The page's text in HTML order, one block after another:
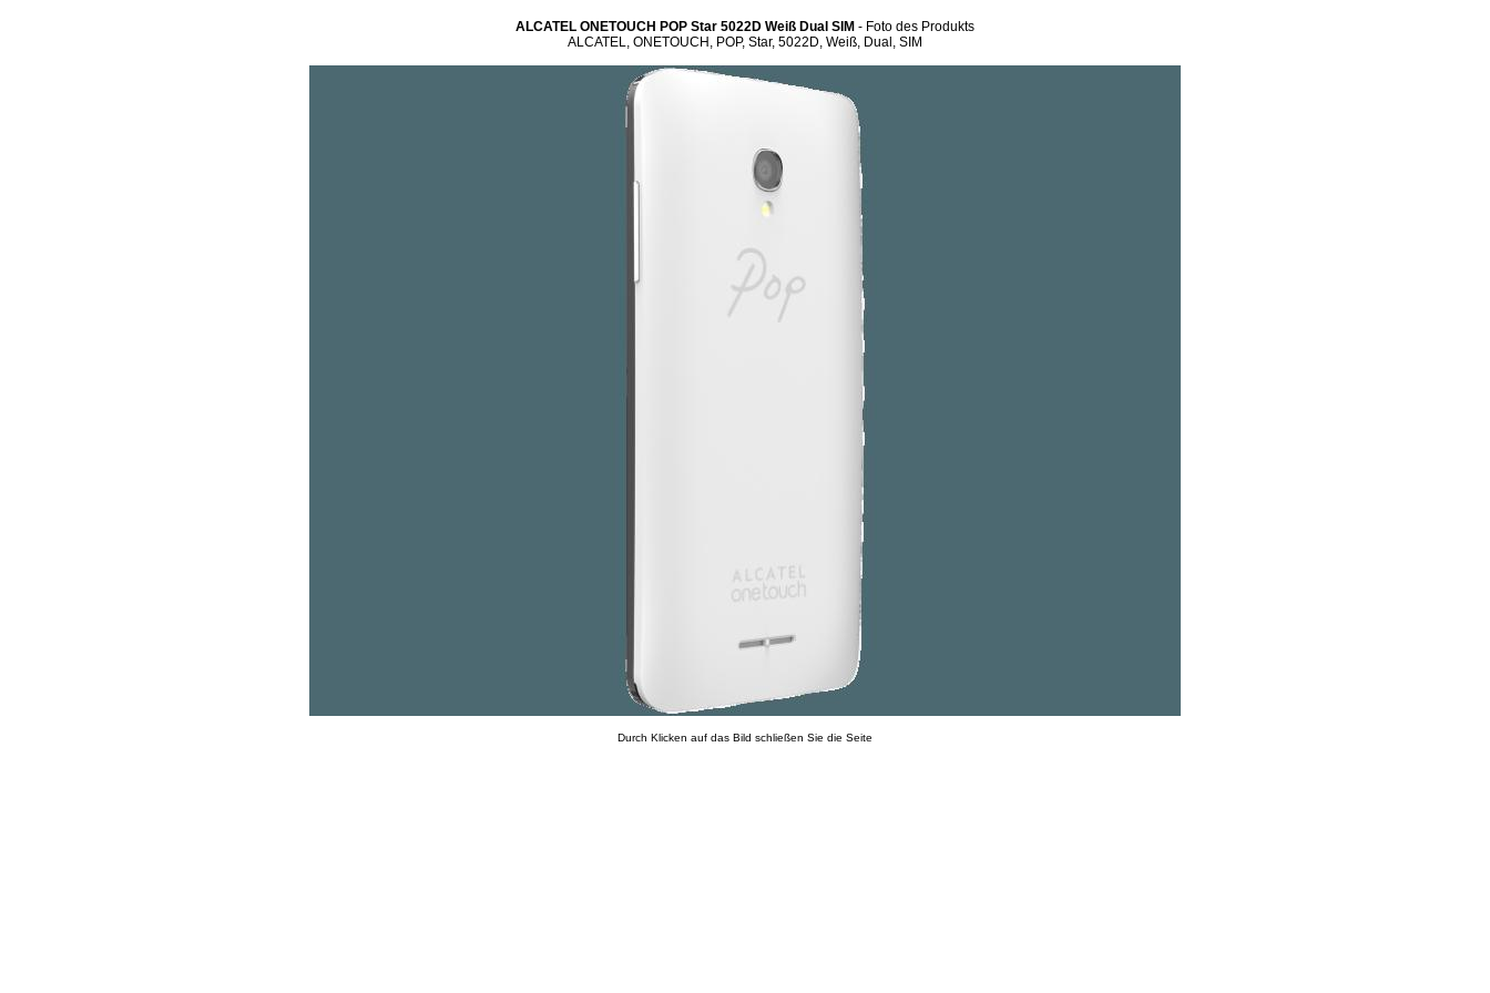
ALCATEL ONETOUCH POP Star 5022D Weiß Dual SIM - Foto des Produkts
ALCATEL, ONETOUCH, POP, Star, 5022D, Weiß, Dual, SIM
Durch Klicken auf das Bild schließen Sie die Seite